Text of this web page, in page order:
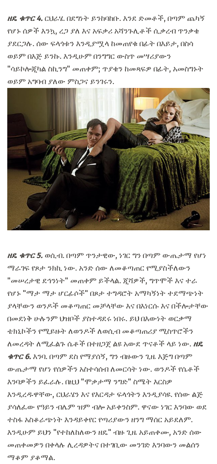
ዘዴ ቁጥር 4. ርህራሄ. በደግነት ይንከባከቡ. እንደ ድመቶች, በጣም ጨካኝ
የሆኑ ሰዎች እንኳ, ረጋ ያለ እና አፍቃሪ አሻንጉሊቶች ሲቃረብ ጥንቃቄ
ያደርጋሉ. ሰው ፍላጎቱን እንዲያሟላ ከመጠየቁ በፊት በእይታ, በስሳ
ወይም በእጅ ይንኩ. እንዲሁም በንግግር ውስጥ መሣሪያውን
"ሳይኮሎጂካል ስኪንግ" መጠቀም; ጥያቄን ከመጻፍዎ በፊት, አመስግኑት
ወይም አግባብ ያለው ምስጋና ይንገሩን.
ዘዴ ቁጥር 5. ወሲብ. በጣም ጥንታዊው, ነገር ግን በጣም ውጤታማ የሆነ
ማራገፍ የጾታ ንክኪ ነው. አንድ ሰው ለመቆጣጠር የሚያስችለውን
"መሠረታዊ ደኅንነት" መጠቀም ይችላል. ጂሻዎች, ግጥሞች እና ተራ
የሆኑ "ማታ ማታ ሆርፊሶች" በጾታ ተግዳሮት አማካኝነት ተደማጭነት
ያላቸውን ወንዶች መቆጣጠር መቻላቸው እና በእነርሱ እና በችሎታቸው
በመደነቅ ሁሉንም ህዝቦች ያስተዳደሩ ነበሩ. ይህ በእውነት ወርቃማ
ቴክኒኮችን የሚይዙት ለወንዶች ለወሲብ መቆጣጠሪያ ሚስጥሮችን
ለመረዳት ለሚፈልጉ ሴቶች በተዘጋጀ ልዩ አውደ ጥናቶች ላይ ነው. ዘዴ
ቁጥር 6. እንባ. በጣም ደስ የማያሰኝ, ግን ብዙውን ጊዜ እጅግ በጣም
ውጤታማ የሆነ የሰዎችን አስተሳሰብ ለመርሳት ነው. ወንዶች የሴቶች
እንባዎችን ይፈራሉ. በዚህ "ሞቃታማ ንግድ" ስሜት እርስዎ
እንዲረዱዋቸው, ርህራሄን እና የእርዳታ ፍላጎትን እንዲያሳዩ. የሰው ልጅ
ያሳለፈው የዓይን ብሌም ዝም ብሎ አይቀንስም. ዋናው ነገር እንባው ወደ
ተስፋ አስቆራጭነት እንዳይቀየር የጣሪያውን ዘንግ ማሰር አይደለም.
እንዲሁም ይህን "የተከለከለውን ዘዴ" ብዙ ጊዜ አይጠቀሙ, አንድ ሰው
መጠቀመዎን በቀላሉ ሊረዳዎትና በተገቢው መንገድ እንባውን መልሰን
ማቆም ያቆማል.